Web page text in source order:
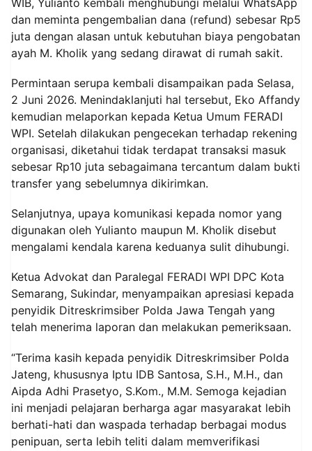
dan meminta pengembalian dana (refund) sebesar Rp5
juta dengan alasan untuk kebutuhan biaya pengobatan
ayah M. Kholik yang sedang dirawat di rumah sakit.
Permintaan serupa kembali disampaikan pada Selasa,
2 Juni 2026. Menindaklanjuti hal tersebut, Eko Affandy
kemudian melaporkan kepada Ketua Umum FERADI
WPI. Setelah dilakukan pengecekan terhadap rekening
organisasi, diketahui tidak terdapat transaksi masuk
sebesar Rp10 juta sebagaimana tercantum dalam bukti
transfer yang sebelumnya dikirimkan.
Selanjutnya, upaya komunikasi kepada nomor yang
digunakan oleh Yulianto maupun M. Kholik disebut
mengalami kendala karena keduanya sulit dihubungi.
Ketua Advokat dan Paralegal FERADI WPI DPC Kota
Semarang, Sukindar, menyampaikan apresiasi kepada
penyidik Ditreskrimsiber Polda Jawa Tengah yang
telah menerima laporan dan melakukan pemeriksaan.
“Terima kasih kepada penyidik Ditreskrimsiber Polda
Jateng, khususnya Iptu IDB Santosa, S.H., M.H., dan
Aipda Adhi Prasetyo, S.Kom., M.M. Semoga kejadian
ini menjadi pelajaran berharga agar masyarakat lebih
berhati-hati dan waspada terhadap berbagai modus
penipuan, serta lebih teliti dalam memverifikasi